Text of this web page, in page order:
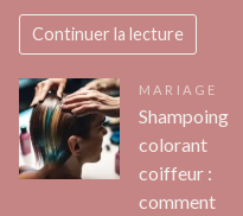
Continuer la lecture
MARIAGE
Shampoing
colorant
coiffeur :
comment